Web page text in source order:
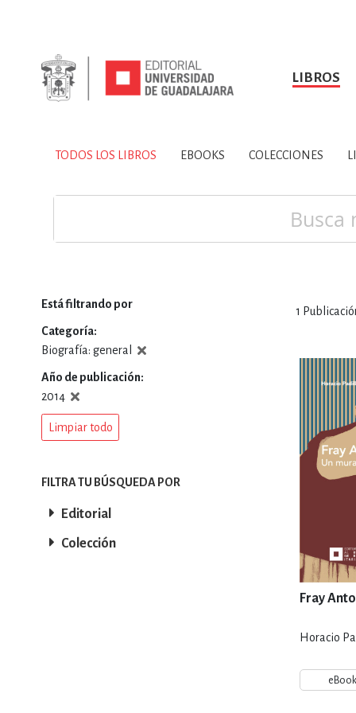
LIBROS
TODOS LOS LIBROS
SOBRE NOSOTROS HISTORIA
CIENCIAS DE LA
DEPORTES Y
ESTILOS DE
INFANTILES,
TODOS LOS LIBROS EBOOKS COLECCIONES
1
Fray
Horacio
eBook
Está filtrando por
Categoría
Biografía: general
Año de publicación
2014
Limpiar todo
FILTRA TU BÚSQUEDA POR
Editorial
Colección